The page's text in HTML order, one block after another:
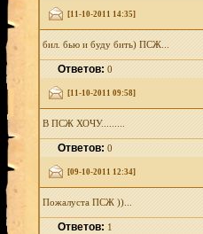
[11-10-2011 14:35]
бил. бью и буду бить) ПСЖ...
Ответов:0
[11-10-2011 09:58]
В ПСЖ ХОЧУ.........
Ответов:0
[09-10-2011 12:34]
Пожалуста ПСЖ ))...
Ответов:1